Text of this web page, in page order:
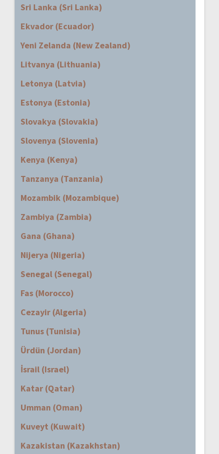
Sri Lanka (Sri Lanka)
Ekvador (Ecuador)
Yeni Zelanda (New Zealand)
Litvanya (Lithuania)
Letonya (Latvia)
Estonya (Estonia)
Slovakya (Slovakia)
Slovenya (Slovenia)
Kenya (Kenya)
Tanzanya (Tanzania)
Mozambik (Mozambique)
Zambiya (Zambia)
Gana (Ghana)
Nijerya (Nigeria)
Senegal (Senegal)
Fas (Morocco)
Cezayir (Algeria)
Tunus (Tunisia)
Ürdün (Jordan)
İsrail (Israel)
Katar (Qatar)
Umman (Oman)
Kuveyt (Kuwait)
Kazakistan (Kazakhstan)